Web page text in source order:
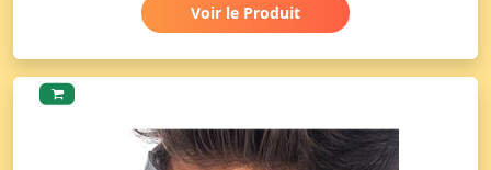
Voir le Produit